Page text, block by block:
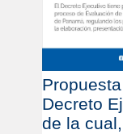
Decreto
de la